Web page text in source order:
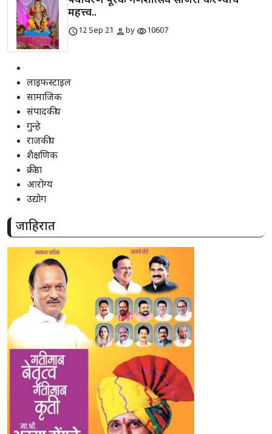
महत्त्व..
schedule12 Sep 21 personbyvisibility10607
लाइफस्टाइल
सामाजिक
संपादकीय
गुन्हे
राजकीय
शैक्षणिक
क्रीडा
आरोग्य
उद्योग
जाहिरात